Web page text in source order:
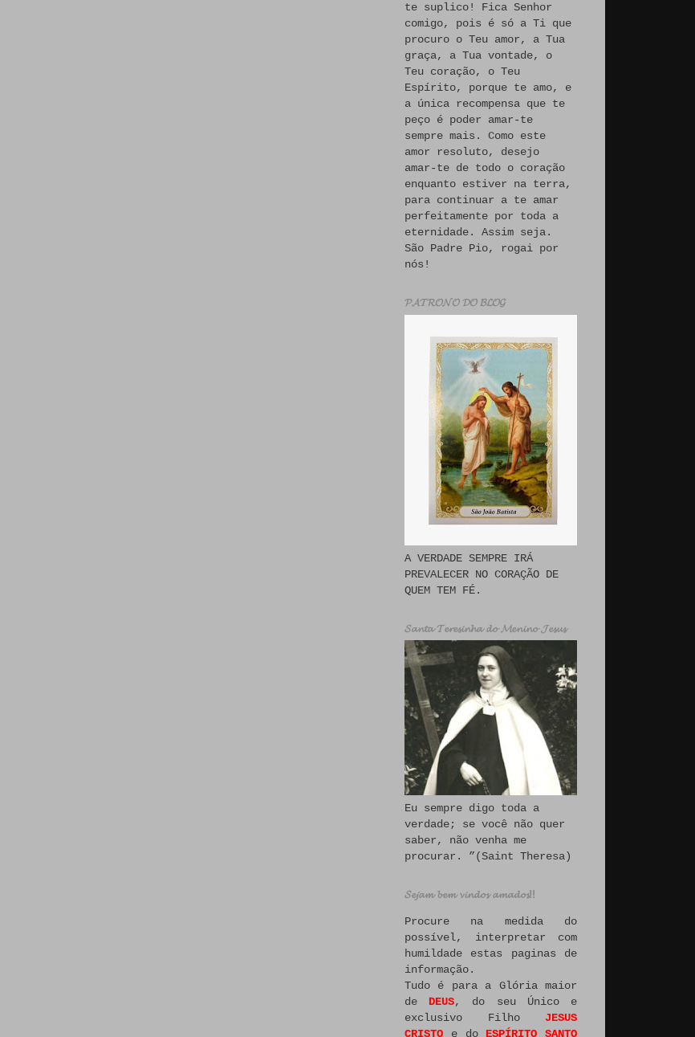
te suplico! Fica Senhor
comigo, pois é só a Ti que
procuro o Teu amor, a Tua
graça, a Tua vontade, o
Teu coração, o Teu
Espírito, porque te amo, e
a única recompensa que te
peço é poder amar-te
sempre mais. Como este
amor resoluto, desejo
amar-te de todo o coração
enquanto estiver na terra,
para continuar a te amar
perfeitamente por toda a
eternidade. Assim seja.
São Padre Pio, rogai por
nós!
𝓟𝓐𝓣𝓡𝓞𝓝𝓞 𝓓𝓞 𝓑𝓛𝓞𝓖
A VERDADE SEMPRE IRÁ
PREVALECER NO CORAÇÃO DE
QUEM TEM FÉ.
𝓢𝓪𝓷𝓽𝓪 𝓣𝓮𝓻𝓮𝓼𝓲𝓷𝓱𝓪 𝓭𝓸 𝓜𝓮𝓷𝓲𝓷𝓸 𝓙𝓮𝓼𝓾𝓼
Eu sempre digo toda a
verdade; se você não quer
saber, não venha me
procurar. ”(Saint Theresa)
𝓢𝓮𝓳𝓪𝓶 𝓫𝓮𝓶 𝓿𝓲𝓷𝓭𝓸𝓼 𝓪𝓶𝓪𝓭𝓸𝓼!!
Procure na medida do
possível, interpretar com
humildade estas paginas de
informação.
Tudo é para a Glória maior
de DEUS, do seu Único e
exclusivo Filho JESUS
CRISTO e do ESPÍRITO SANTO